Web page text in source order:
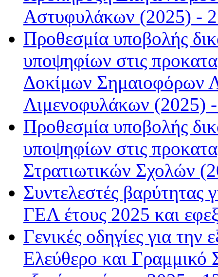
Αστυφυλάκων (2025) -
Προθεσμία υποβολής
υποψηφίων στις
Δοκίμων
Λιμενοφυλάκων (2025)
Προθεσμία υποβολής
υποψηφίων στις
Στρατιωτικών Σχολών
Συντελεστές βαρύτητας
ΓΕΛ έτους 2025 και
Γενικές οδηγίες για
Ελεύθερο και Γραμμικό